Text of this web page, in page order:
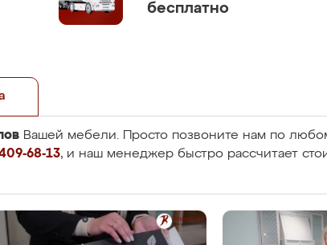
бесплатно
Вашей мебели. Просто позвоните нам по
68-13, и наш менеджер быстро рассчитает